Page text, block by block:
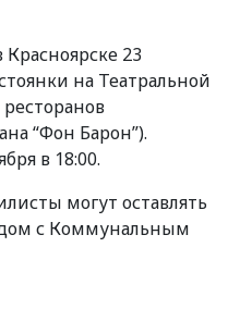
23
на Театральной
“Фон Барон”).
в 18:00.
могут оставлять
с Коммунальным